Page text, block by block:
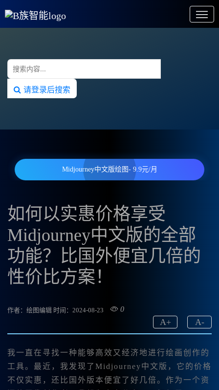
请登录后搜索
Midjourney中文版绘图- 9.9元/月
如何以实惠价格享受
Midjourney中文版的全部
功能？比国外便宜几倍的
性价比方案！
作者：绘图编辑 时间：2024-08-23 0
A-
A+
我一直在寻找一种能够高效又经济地进行绘画创作的
工具。最近，我发现了Midjourney中文版，它的价格
不仅实惠，还比国外版本便宜了好几倍。作为一个资